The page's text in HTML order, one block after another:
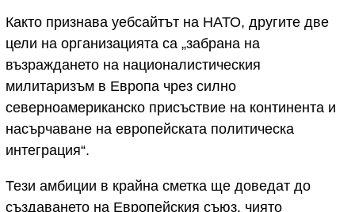
Както признава уебсайтът на НАТО, другите две
цели на организацията са „забрана на
възраждането на националистическия
милитаризъм в Европа чрез силно
северноамериканско присъствие на континента и
насърчаване на европейската политическа
интеграция“.
Тези амбиции в крайна сметка ще доведат до
създаването на Европейския съюз, чиято